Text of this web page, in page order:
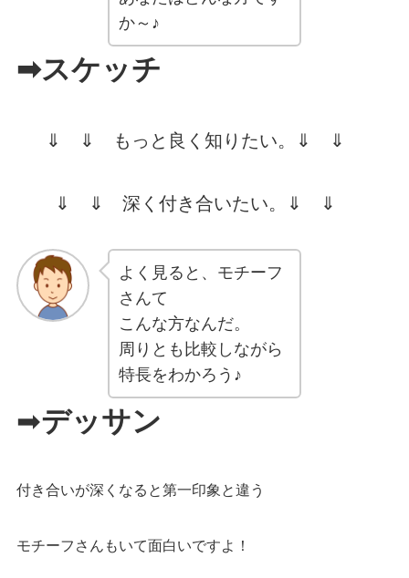
か～♪
➡スケッチ
⇓ ⇓ もっと良く知りたい。⇓ ⇓
⇓ ⇓ 深く付き合いたい。⇓ ⇓
よく見ると、モチーフ
さんて
こんな方なんだ。
周りとも比較しながら
特長をわかろう♪
➡デッサン
付き合いが深くなると第一印象と違う
モチーフさんもいて面白いですよ！